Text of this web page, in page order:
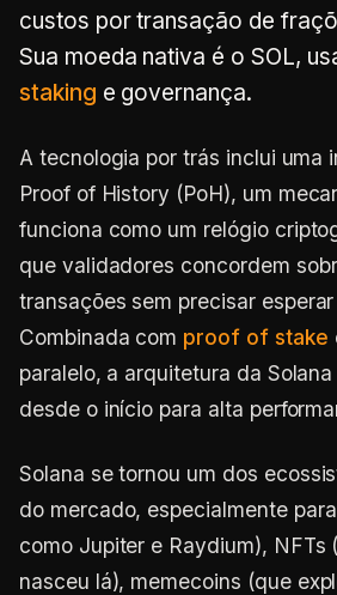
custos por transação de
Sua moeda nativa é o SOL,
staking e governança.
A tecnologia por trás inclui uma
Proof of History (PoH), um
funciona como um relógio
que validadores concordem
transações sem precisar
Combinada com proof of stake
paralelo, a arquitetura da
desde o início para alta
Solana se tornou um dos
do mercado, especialmente para
como Jupiter e Raydium), NFTs
nasceu lá), memecoins (que